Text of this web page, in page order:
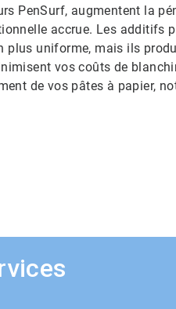
PenSurf, augmentent la
accrue. Les additifs
plus uniforme, mais ils
vos coûts de
de vos pâtes à papier,